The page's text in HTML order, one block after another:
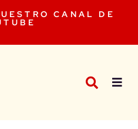
CANAL DE